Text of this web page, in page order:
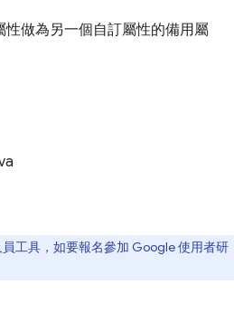
性做為另一個自訂屬性的備用屬
工具，如要報名參加 Google 使用者研